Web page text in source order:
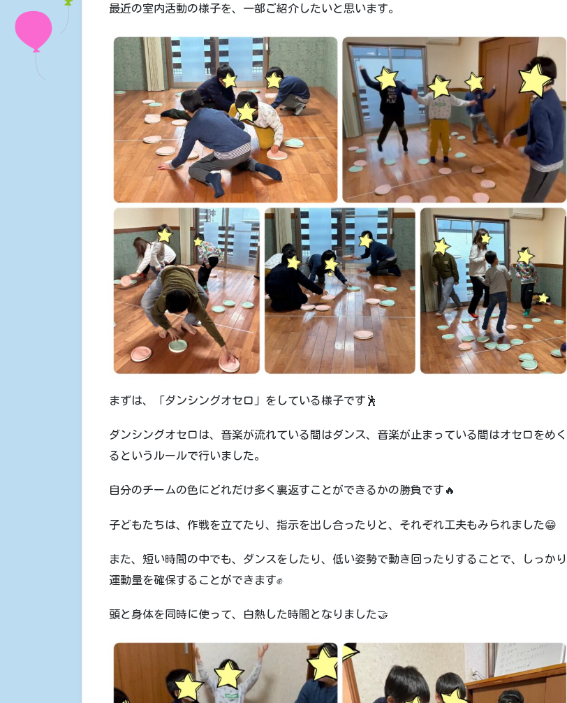
最近の室内活動の様子を、一部ご紹介したいと思います。
まずは、「ダンシングオセロ」をしている様子です🕺
ダンシングオセロは、音楽が流れている間はダンス、音楽が止まっている間はオセロをめく
るというルールで行いました。
自分のチームの色にどれだけ多く裏返すことができるかの勝負です🔥
子どもたちは、作戦を立てたり、指示を出し合ったりと、それぞれ工夫もみられました😁
また、短い時間の中でも、ダンスをしたり、低い姿勢で動き回ったりすることで、しっかり
運動量を確保することができます✊
頭と身体を同時に使って、白熱した時間となりました🤝